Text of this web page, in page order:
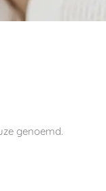
genoemd.